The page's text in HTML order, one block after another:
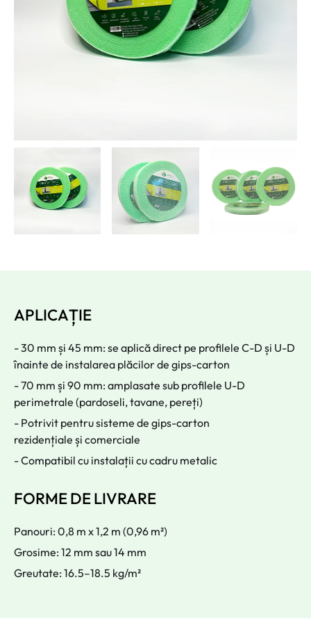
APLICAȚIE
- 30 mm și 45 mm: se aplică direct pe profilele C-D și U-D
înainte de instalarea plăcilor de gips-carton
- 70 mm și 90 mm: amplasate sub profilele U-D
perimetrale (pardoseli, tavane, pereți)
- Potrivit pentru sisteme de gips-carton
rezidențiale și comerciale
- Compatibil cu instalații cu cadru metalic
FORME DE LIVRARE
Panouri: 0,8 m x 1,2 m (0,96 m²)
Grosime: 12 mm sau 14 mm
Greutate: 16.5–18.5 kg/m²